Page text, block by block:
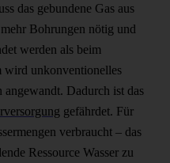
das gebundene Gas aus
Bohrungen nötig und
werden als beim
wird unkonventionelles
angewandt. Dadurch ist das
gefährdet. Für
verbraucht – das
Ressource Wasser zu